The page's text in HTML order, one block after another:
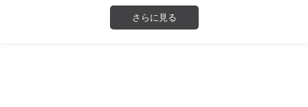
さらに見る